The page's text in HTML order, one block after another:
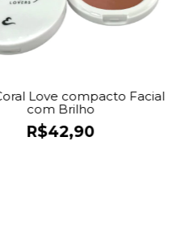
Love compacto Facial
com Brilho
R$42,90